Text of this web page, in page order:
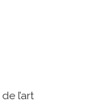
l’art